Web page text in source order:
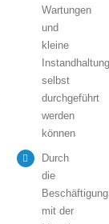
Wartungen
und
kleine
selbst
durchgeführt
werden
können
Durch
die
Beschäftigung
mit der